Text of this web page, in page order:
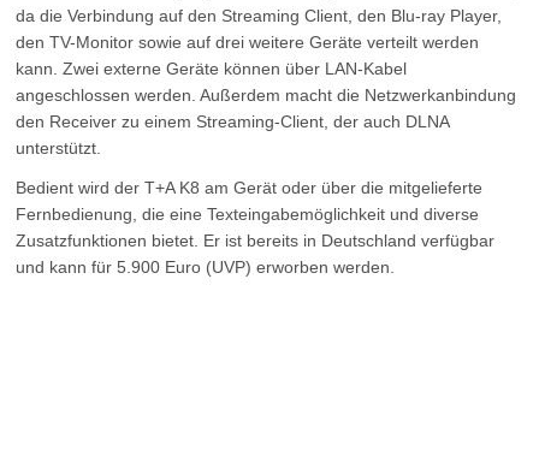
da die Verbindung auf den Streaming Client, den Blu-ray Player,
den TV-Monitor sowie auf drei weitere Geräte verteilt werden
kann. Zwei externe Geräte können über LAN-Kabel
angeschlossen werden. Außerdem macht die Netzwerkanbindung
den Receiver zu einem Streaming-Client, der auch DLNA
unterstützt.
Bedient wird der T+A K8 am Gerät oder über die mitgelieferte
Fernbedienung, die eine Texteingabemöglichkeit und diverse
Zusatzfunktionen bietet. Er ist bereits in Deutschland verfügbar
und kann für 5.900 Euro (UVP) erworben werden.